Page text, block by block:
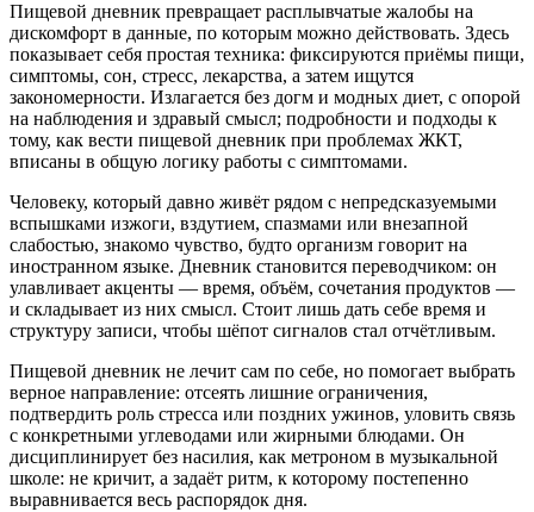
Пищевой дневник превращает расплывчатые жалобы на
дискомфорт в данные, по которым можно действовать. Здесь
показывает себя простая техника: фиксируются приёмы пищи,
симптомы, сон, стресс, лекарства, а затем ищутся
закономерности. Излагается без догм и модных диет, с опорой
на наблюдения и здравый смысл; подробности и подходы к
тому, как вести пищевой дневник при проблемах ЖКТ,
вписаны в общую логику работы с симптомами.
Человеку, который давно живёт рядом с непредсказуемыми
вспышками изжоги, вздутием, спазмами или внезапной
слабостью, знакомо чувство, будто организм говорит на
иностранном языке. Дневник становится переводчиком: он
улавливает акценты — время, объём, сочетания продуктов —
и складывает из них смысл. Стоит лишь дать себе время и
структуру записи, чтобы шёпот сигналов стал отчётливым.
Пищевой дневник не лечит сам по себе, но помогает выбрать
верное направление: отсеять лишние ограничения,
подтвердить роль стресса или поздних ужинов, уловить связь
с конкретными углеводами или жирными блюдами. Он
дисциплинирует без насилия, как метроном в музыкальной
школе: не кричит, а задаёт ритм, к которому постепенно
выравнивается весь распорядок дня.